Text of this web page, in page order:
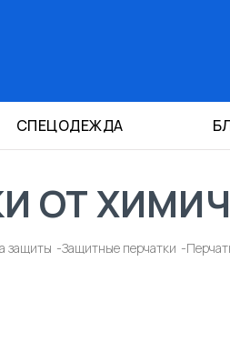
СПЕЦОДЕЖДА
ОТ
защиты Защитные перчатки